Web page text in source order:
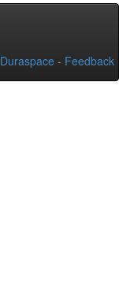
Duraspace - Feedback